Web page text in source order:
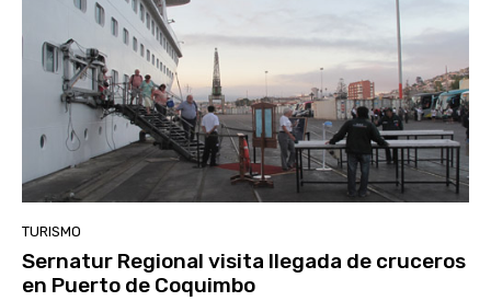
TURISMO
Sernatur Regional visita llegada de cruceros
en Puerto de Coquimbo